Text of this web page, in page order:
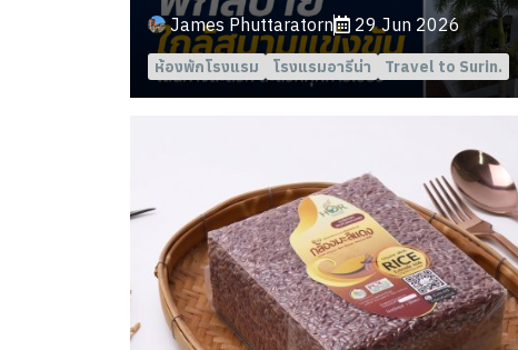
James Phuttaratorn 29 Jun 2026
ห้องพักโรงแรม โรงแรมอารีน่า Travel to Surin.